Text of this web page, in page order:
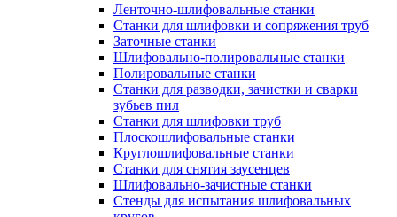
Ленточно-шлифовальные станки
Станки для шлифовки и сопряжения труб
Заточные станки
Шлифовально-полировальные станки
Полировальные станки
Станки для разводки, зачистки и сварки
зубьев пил
Станки для шлифовки труб
Плоскошлифовальные станки
Круглошлифовальные станки
Станки для снятия заусенцев
Шлифовально-зачистные станки
Стенды для испытания шлифовальных